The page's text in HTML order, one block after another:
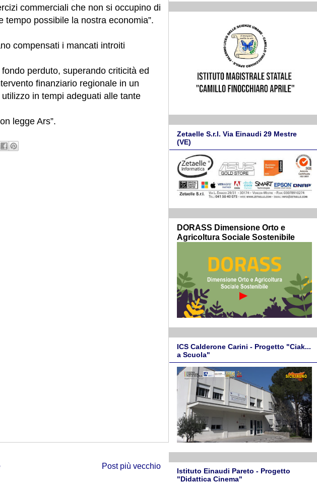
commerciali che non si occupino di
possibile la nostra economia”.
compensati i mancati introiti
perduto, superando criticità ed
finanziario regionale in un
in tempi adeguati alle tante
legge Ars”.
Post più vecchio
Zetaelle S.r.l. Via Einaudi 29 Mestre
(VE)
DORASS Dimensione Orto e
Agricoltura Sociale Sostenibile
ICS Calderone Carini - Progetto "Ciak...
a Scuola"
Istituto Einaudi Pareto - Progetto
"Didattica Cinema"